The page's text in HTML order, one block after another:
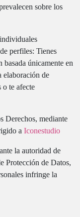
sobre los
perfiles: Tienes
basada únicamente en
elaboración de
o te afecte
Derechos, mediante
a Iconestudio
la autoridad de
Protección de Datos,
infringe la